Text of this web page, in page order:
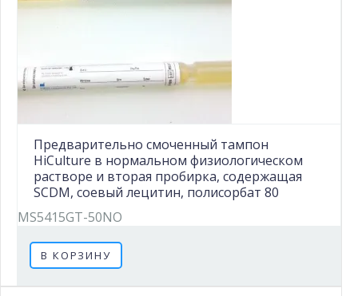
Предварительно смоченный тампон
HiCulture в нормальном физиологическом
растворе и вторая пробирка, содержащая
SCDM, соевый лецитин, полисорбат 80
MS5415GT-50NO
В КОРЗИНУ